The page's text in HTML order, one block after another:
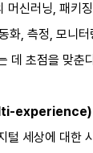
머신러닝, 패키
화, 측정, 모니
데 초점을 맞
experience)
털 세상에 대한